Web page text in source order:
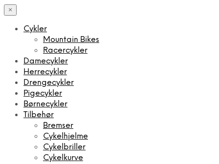
×
Cykler
Mountain Bikes
Racercykler
Damecykler
Herrecykler
Drengecykler
Pigecykler
Børnecykler
Tilbehør
Bremser
Cykelhjelme
Cykelbriller
Cykelkurve